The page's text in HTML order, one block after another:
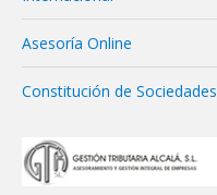
Asesoría Online
Constitución de Sociedades